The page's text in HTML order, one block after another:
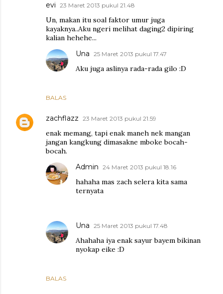
evi 23 Maret 2013 pukul 21.48
Un, makan itu soal faktor umur juga
kayaknya..Aku ngeri melihat daging2 dipiring
kalian hehehe...
BALAS
Una 25 Maret 2013 pukul 17.47
Aku juga aslinya rada-rada gilo :D
zachflazz 23 Maret 2013 pukul 21.59
enak memang, tapi enak maneh nek mangan
jangan kangkung dimasakne mboke bocah-
bocah.
BALAS
Admin 24 Maret 2013 pukul 18.16
hahaha mas zach selera kita sama
ternyata
Una 25 Maret 2013 pukul 17.48
Ahahaha iya enak sayur bayem bikinan
nyokap eike :D